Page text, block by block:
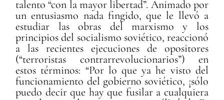
talento “con la mayor libertad”. Animado por
un entusiasmo nada fingido, que le llevó a
estudiar las obras del marxismo y los
principios del socialismo soviético, reaccionó
a las recientes ejecuciones de opositores
(“terroristas contrarrevolucionarios”) en
estos términos: “Por lo que ya he visto del
funcionamiento del gobierno soviético, ¡sólo
puedo decir que hay que fusilar a cualquiera